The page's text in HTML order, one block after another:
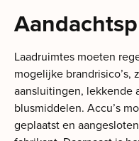
Laadruimtes moeten
mogelijke brandrisico’s,
aansluitingen, lekkende
blusmiddelen. Accu’s
geplaatst en